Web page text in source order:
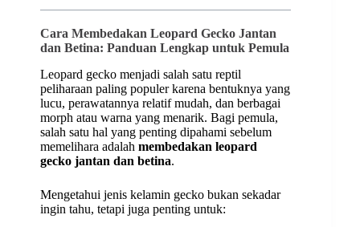
Cara Membedakan Leopard Gecko Jantan
dan Betina: Panduan Lengkap untuk Pemula
Leopard gecko menjadi salah satu reptil
peliharaan paling populer karena bentuknya yang
lucu, perawatannya relatif mudah, dan berbagai
morph atau warna yang menarik. Bagi pemula,
salah satu hal yang penting dipahami sebelum
memelihara adalah membedakan leopard
gecko jantan dan betina.
Mengetahui jenis kelamin gecko bukan sekadar
ingin tahu, tetapi juga penting untuk: